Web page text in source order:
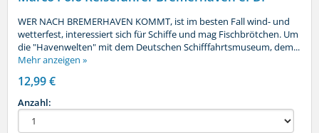
WER NACH BREMERHAVEN KOMMT, ist im besten Fall wind- und
wetterfest, interessiert sich für Schiffe und mag Fischbrötchen. Um
die "Havenwelten" mit dem Deutschen Schifffahrtsmuseum, dem...
Mehr anzeigen »
12,99 €
Anzahl: